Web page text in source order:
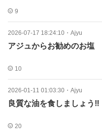
9
2026-07-17 18:24:10 ・ Ajyu
アジュからお勧めのお塩
10
2026-01-11 01:03:30 ・ Ajyu
良質な油を食しましょう‼️
20